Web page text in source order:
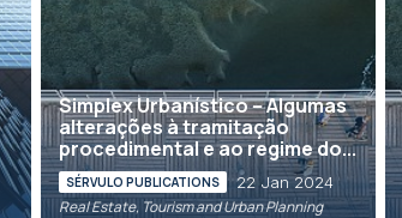
Simplex Urbanístico – Algumas
alterações à tramitação
procedimental e ao regime do...
SÉRVULO PUBLICATIONS 22 Jan 2024
Real Estate, Tourism and Urban Planning